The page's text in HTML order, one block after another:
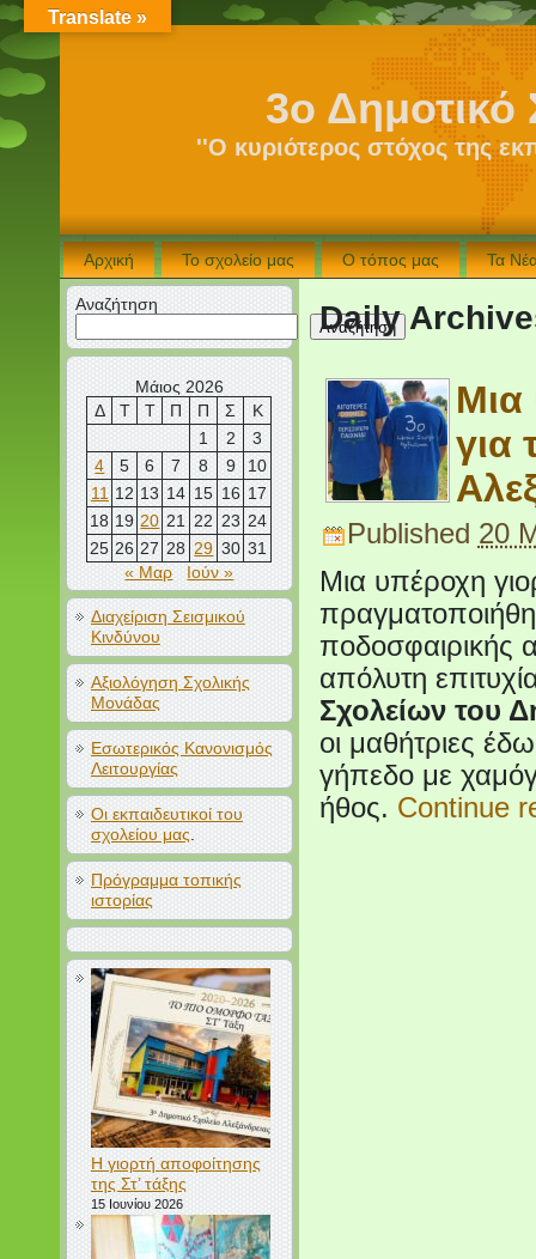
3ο Δημοτικό
''Ο κυριότερος στόχος της
Αρχική Το σχολείο μας Ο τόπος μας Τα
Αναζήτηση
Αναζήτηση
Μάιος 2026
Δ
Τ Τ Π Π Σ
Κ
1
2
3
4
5 6 7 8 9
10
11 12 13 14 15 16 17
18 19 20 21 22 23 24
25 26 27 28 29 30 31
« Μαρ
Ιούν »
Διαχείριση Σεισμικού
Κινδύνου
Αξιολόγηση Σχολικής
Μονάδας
Εσωτερικός Κανονισμός
Λειτουργίας
Οι εκπαιδευτικοί του
σχολείου μας
Πρόγραμμα τοπικής
ιστορίας
Η γιορτή αποφοίτησης
της Στ’ τάξης
15 Ιουνίου 2026
Daily
Μια
για
Published 20
Μια υπέροχη
ποδοσφαιρικής
απόλυτη
Σχολείων του
οι μαθήτριες
γήπεδο με
ήθος. Continue
Translate »